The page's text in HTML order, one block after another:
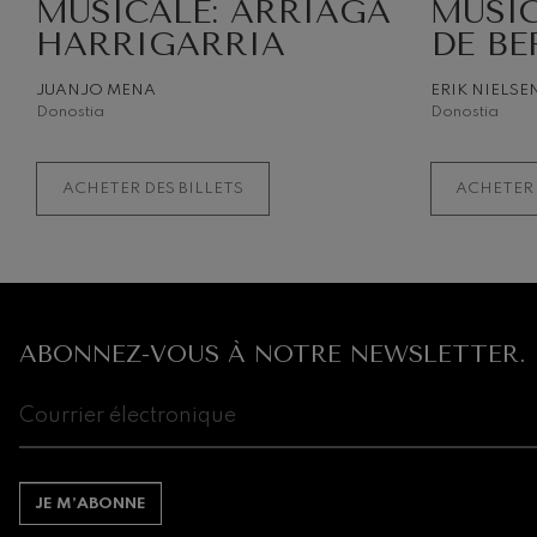
MUSICALE: ARRIAGA
HARRIGARRIA
JUANJO MENA
Donostia
ACHETER DES BILLETS
DE
ERIK NIELSEN
Donostia
ACHETER
ABONNEZ-VOUS À NOTRE NEWSLETTER.
JE M’ABONNE
Gabriel
clarinette